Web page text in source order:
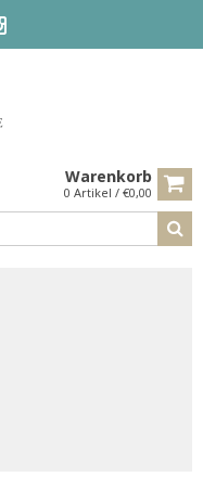
Warenkorb
0 Artikel / €0,00